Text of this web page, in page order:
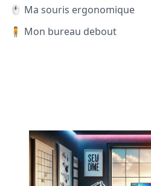
🖱️ Ma souris ergonomique
🧍 Mon bureau debout